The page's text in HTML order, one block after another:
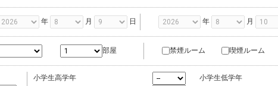
年 月 日 年 月
部屋 禁煙ルーム 喫煙ルーム
小学生高学年
小学生低学年